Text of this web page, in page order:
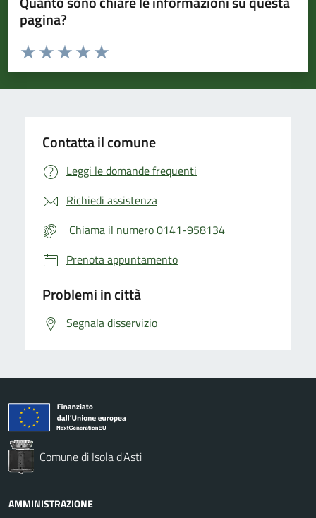
pagina?
Valuta da 1 a 5 stelle la pagina
Valuta 5 stelle su 5
Valuta 4 stelle su 5
Valuta 3 stelle su 5
Valuta 2 stelle su 5
Valuta 1 stelle su 5
Contatta il comune
Leggi le domande frequenti
Richiedi assistenza
Chiama il numero 0141-958134
Prenota appuntamento
Problemi in città
Segnala disservizio
Comune di Isola d'Asti
AMMINISTRAZIONE